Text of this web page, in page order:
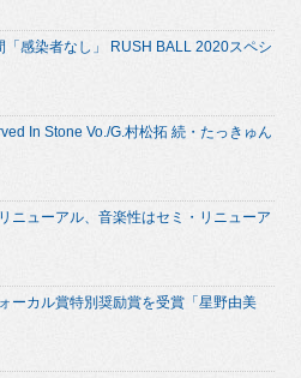
「感染者なし」 RUSH BALL 2020スペシ
In Stone Vo./G.村松拓 続・たっきゅん
ニューアル、音楽性はセミ・リニューア
ーカル賞特別奨励賞を受賞「星野由美